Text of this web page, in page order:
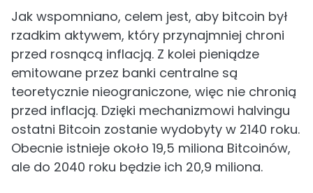
Jak wspomniano, celem jest, aby bitcoin był
rzadkim aktywem, który przynajmniej chroni
przed rosnącą inflacją. Z kolei pieniądze
emitowane przez banki centralne są
teoretycznie nieograniczone, więc nie chronią
przed inflacją. Dzięki mechanizmowi halvingu
ostatni Bitcoin zostanie wydobyty w 2140 roku.
Obecnie istnieje około 19,5 miliona Bitcoinów,
ale do 2040 roku będzie ich 20,9 miliona.